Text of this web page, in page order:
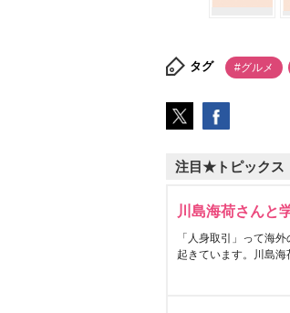
タグ #グルメ
注目★トピックス
川島海荷さんと
「人身取引」って海
起きています。川島海